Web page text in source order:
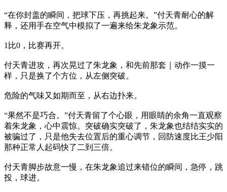
“在你封盖的瞬间，把球下压，再挑起来。”付天青耐心的解
释，还用手在空气中模拟了一遍来给朱龙象示范。
1比0，比赛再开。
付天青进攻，再次晃过了朱龙象，和先前那套｜动作一摸一
样，只是换了个方位，从左侧突破。
危险的气味又如期而至，从右边扑来。
“果然不是巧合。”付天青留了个心眼，用眼睛的余角一直观察
着朱龙象，心中震惊。突破确实突破了，朱龙象也结结实实的
被骗过了，只是他失去位置后的重心调节，回防速度比王少阳
那种正常人起码快了二到三倍。
付天青脚步故意一慢，在朱龙象追过来错位的瞬间，急停，跳
投，球进。